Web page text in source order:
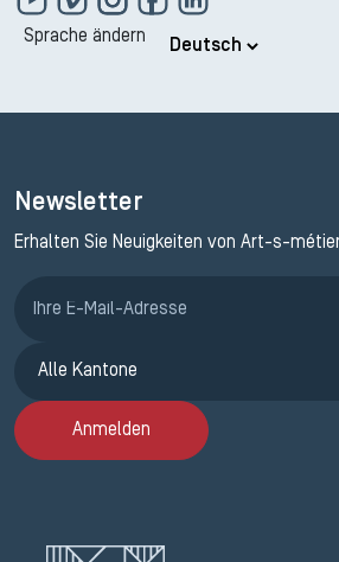
Sprache ändern
Newsletter
Erhalten Sie Neuigkeiten von Art-s-
Anmelden